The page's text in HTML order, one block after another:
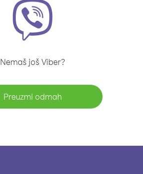
Nemaš još Viber?
Preuzmi odmah